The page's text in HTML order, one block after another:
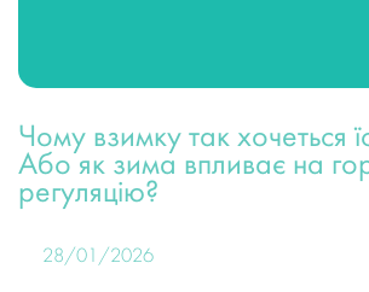
Чому взимку так хочеться
Або як зима впливає на
регуляцію?
28/01/2026